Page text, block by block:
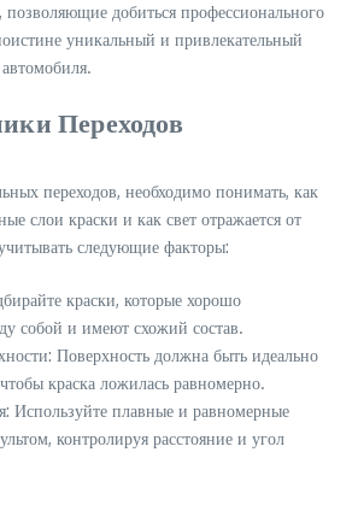
добиться профессионального
уникальный и привлекательный
Переходов
переходов, необходимо понимать, как
слои краски и как свет отражается от
следующие факторы:
краски, которые хорошо
собой и имеют схожий состав.
Поверхность должна быть идеально
краска ложилась равномерно.
Используйте плавные и равномерные
контролируя расстояние и угол